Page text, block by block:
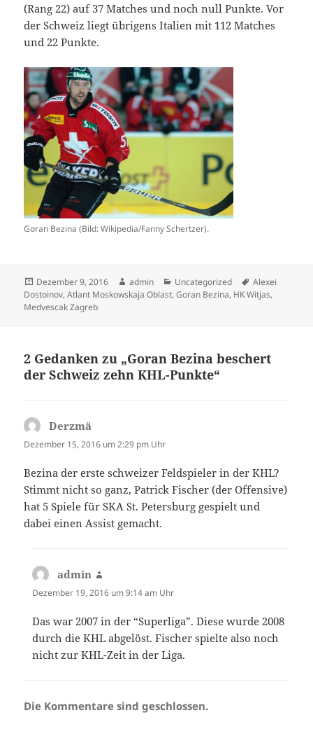
(Rang 22) auf 37 Matches und noch null Punkte. Vor
der Schweiz liegt übrigens Italien mit 112 Matches
und 22 Punkte.
Goran Bezina (Bild: Wikipedia/Fanny Schertzer).
Veröffentlicht
am
Dezember 9, 2016 Autor
admin Kategorien
Uncategorized Schlagwörter
Alexei
Dostoinov,Atlant Moskowskaja Oblast,Goran Bezina, HK Witjas,
Medvescak Zagreb
2 Gedanken zu „Goran Bezina beschert
der Schweiz zehn KHL-Punkte“
Derzmä
Dezember 15, 2016 um 2:29 pm Uhr
Bezina der erste schweizer Feldspieler in der KHL?
Stimmt nicht so ganz, Patrick Fischer (der Offensive)
hat 5 Spiele für SKA St. Petersburg gespielt und
dabei einen Assist gemacht.
admin
Dezember 19, 2016 um 9:14 am Uhr
Das war 2007 in der “Superliga”. Diese wurde 2008
durch die KHL abgelöst. Fischer spielte also noch
nicht zur KHL-Zeit in der Liga.
Die Kommentare sind geschlossen.